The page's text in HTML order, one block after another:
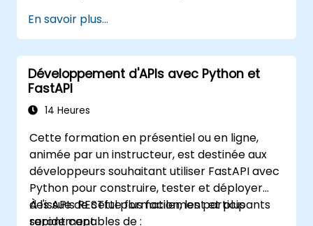
stack FARM.
Apprendre à construire des API REST
avec FastAPI.
Apprendre à concevoir des applications
interactives avec React.
Développer, tester et déployer des
utilisant la stack FARM.
En savoir plus...
Développement d'APIs avec Python et
FastAPI
14 Heures
Cette formation en présentiel ou en ligne,
animée par un instructeur, est destinée aux
développeurs souhaitant utiliser FastAPI avec
Python pour construire, tester et déployer
des APIs RESTful plus facilement et plus
rapidement.
À l'issue de cette formation, les participants
seront capables de :